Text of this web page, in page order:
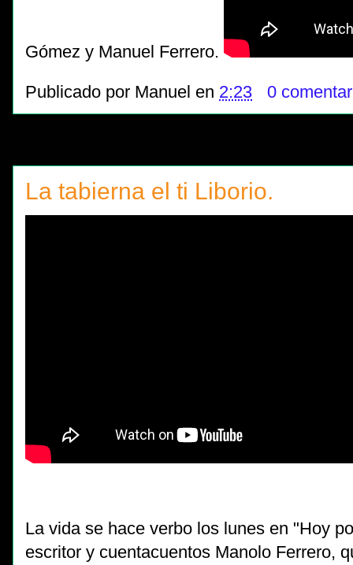
Gómez y Manuel Ferrero.
Publicado por Manuel en 2:23 0
La tabierna el ti Liborio.
La vida se hace verbo los lunes en "Hoy
escritor y cuentacuentos Manolo Ferrero,